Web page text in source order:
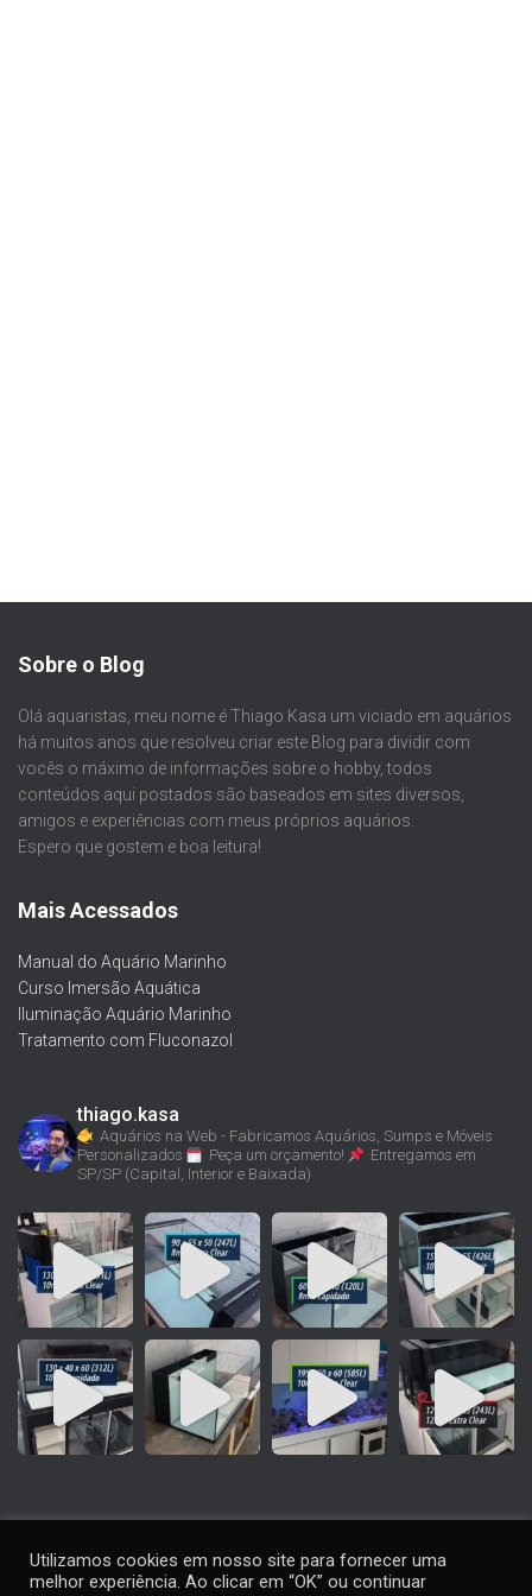
Sobre o Blog
Olá aquaristas, meu nome é Thiago Kasa um viciado em aquários
há muitos anos que resolveu criar este Blog para dividir com
vocês o máximo de informações sobre o hobby, todos
conteúdos aqui postados são baseados em sites diversos,
amigos e experiências com meus próprios aquários.
Espero que gostem e boa leitura!
Mais Acessados
Manual do Aquário Marinho
Curso Imersão Aquática
Iluminação Aquário Marinho
Tratamento com Fluconazol
thiago.kasa
Aquários na Web - Fabricamos Aquários, Sumps e Móveis
Personalizados
Peça um orçamento!
Entregamos em
SP/SP (Capital, Interior e Baixada)
Utilizamos cookies em nosso site para fornecer uma
melhor experiência. Ao clicar em “OK” ou continuar